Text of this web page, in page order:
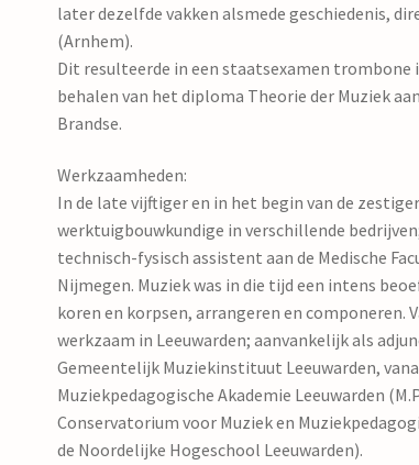
later dezelfde vakken alsmede geschiedenis,
(Arnhem).
Dit resulteerde in een staatsexamen trombone
behalen van het diploma Theorie der Muziek
Brandse.
Werkzaamheden:
In de late vijftiger en in het begin van de
werktuigbouwkundige in verschillende
technisch-fysisch assistent aan de Medische
Nijmegen. Muziek was in die tijd een intens
koren en korpsen, arrangeren en componeren.
werkzaam in Leeuwarden; aanvankelijk als
Gemeentelijk Muziekinstituut Leeuwarden,
Muziekpedagogische Akademie Leeuwarden
Conservatorium voor Muziek en
de Noordelijke Hogeschool Leeuwarden).